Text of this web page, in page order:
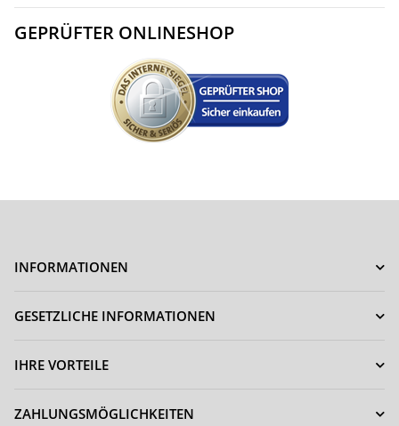
GEPRÜFTER ONLINESHOP
INFORMATIONEN
GESETZLICHE INFORMATIONEN
IHRE VORTEILE
ZAHLUNGSMÖGLICHKEITEN